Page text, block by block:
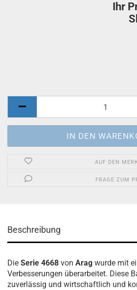
Ihr
AUF DEN
FRAGE ZUM
Beschreibung
Die Serie 4668 von Arag wurde mit
Verbesserungen überarbeitet. Diese
zuverlässig und wirtschaftlich und